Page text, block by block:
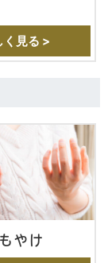
く見る >
やけ